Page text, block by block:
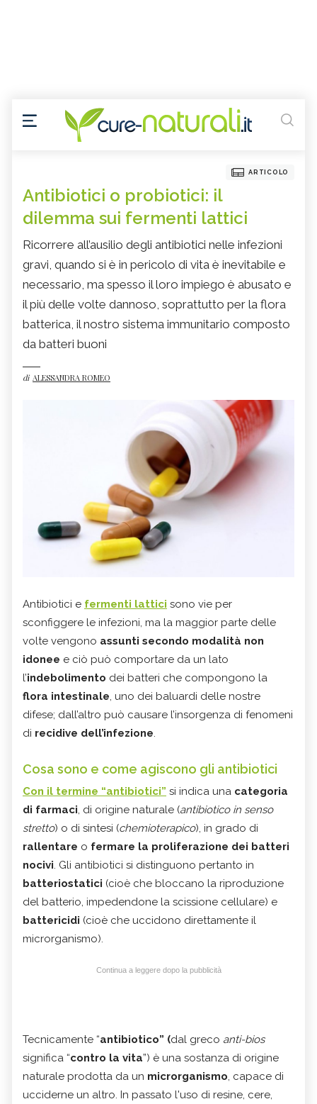
ARTICOLO
Antibiotici o probiotici: il
dilemma sui fermenti lattici
Ricorrere all’ausilio degli antibiotici nelle infezioni
gravi, quando si è in pericolo di vita è inevitabile e
necessario, ma spesso il loro impiego è abusato e
il più delle volte dannoso, soprattutto per la flora
batterica, il nostro sistema immunitario composto
da batteri buoni
di ALESSANDRA ROMEO
Antibiotici e fermenti lattici sono vie per
sconfiggere le infezioni, ma la maggior parte delle
volte vengono assunti secondo modalità non
idonee e ciò può comportare da un lato
l’indebolimento dei batteri che compongono la
flora intestinale, uno dei baluardi delle nostre
difese; dall’altro può causare l’insorgenza di fenomeni
di recidive dell’infezione.
Cosa sono e come agiscono gli antibiotici
Con il termine “antibiotici” si indica una categoria
di farmaci, di origine naturale (antibiotico in senso
stretto) o di sintesi (chemioterapico), in grado di
rallentare o fermare la proliferazione dei batteri
nocivi. Gli antibiotici si distinguono pertanto in
batteriostatici (cioè che bloccano la riproduzione
del batterio, impedendone la scissione cellulare) e
battericidi (cioè che uccidono direttamente il
microrganismo).
Continua a leggere dopo la pubblicità
Tecnicamente “antibiotico” (dal greco anti-bios
significa “contro la vita”) è una sostanza di origine
naturale prodotta da un microrganismo, capace di
ucciderne un altro. In passato l'uso di resine, cere,